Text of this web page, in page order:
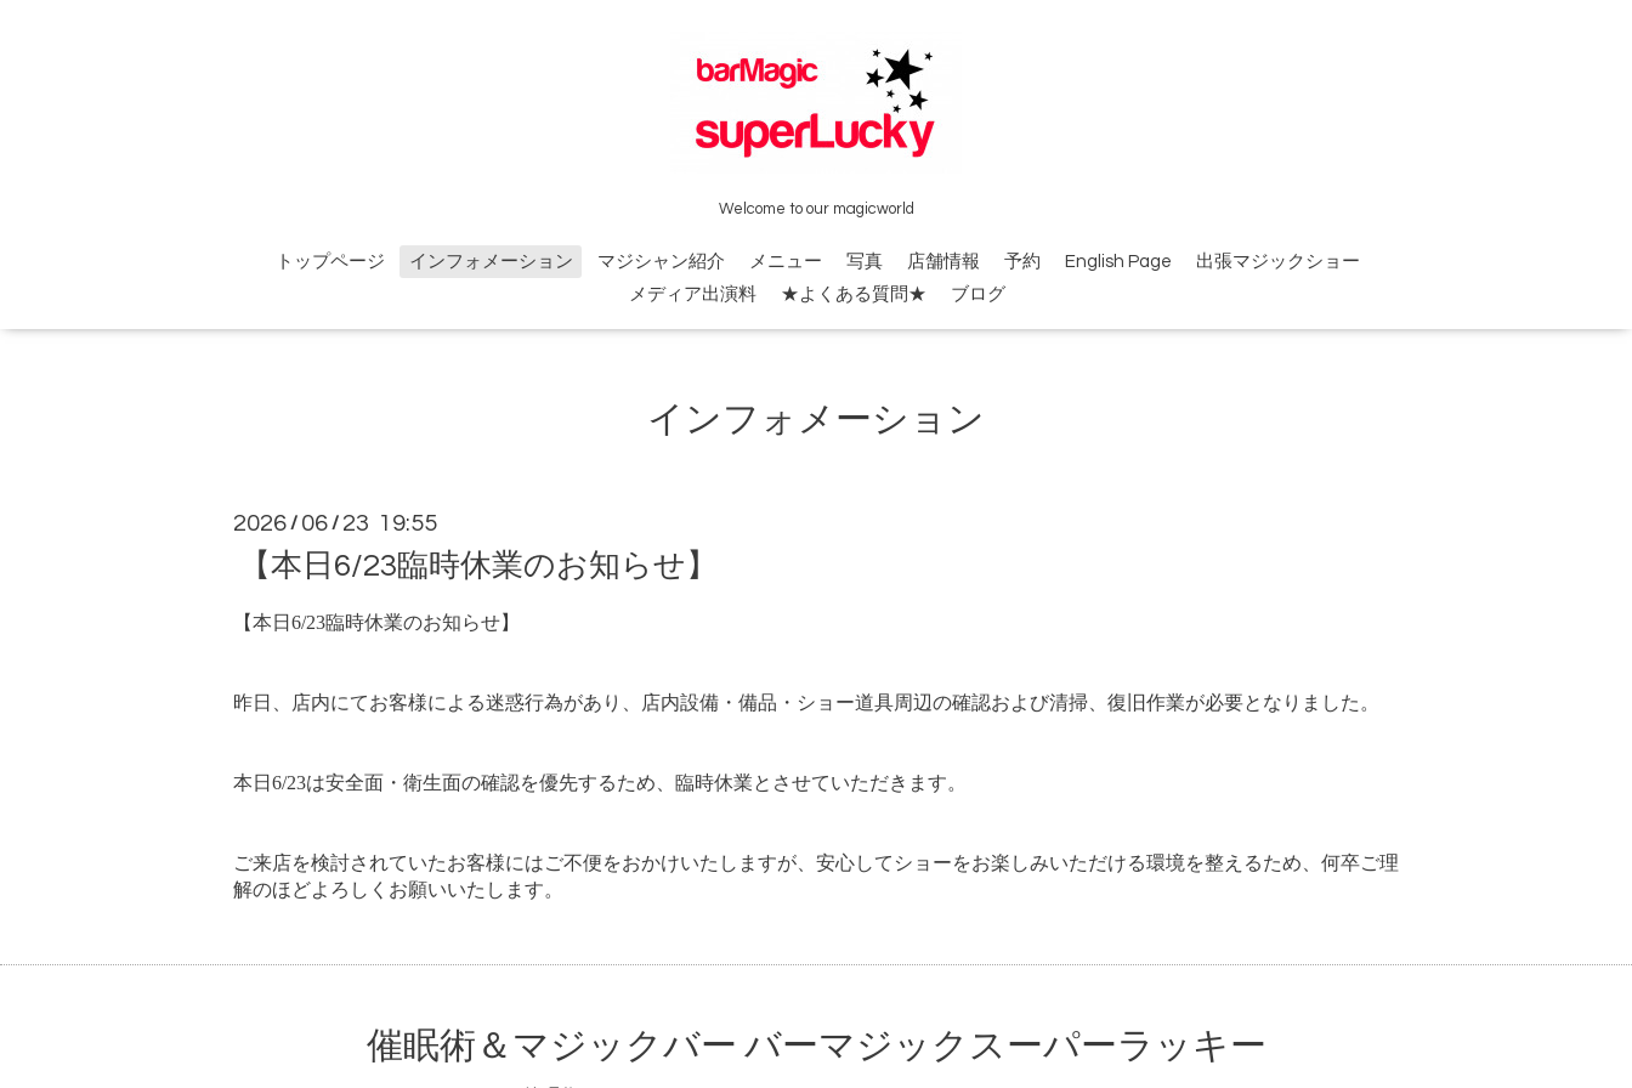
Welcome to our magicworld
トップページ インフォメーション マジシャン紹介 メニュー 写真 店舗情報 予約 English Page
出張マジックショー
メディア出演料
★よくある質問★ ブログ
インフォメーション
2026 / 06 / 23 19:55
【本日6/23臨時休業のお知らせ】
【本日6/23臨時休業のお知らせ】
昨日、店内にてお客様による迷惑行為があり、店内設備・備品・ショー道具周辺の確認および清掃、復旧作業が必要となりました。
本日6/23は安全面・衛生面の確認を優先するため、臨時休業とさせていただきます。
ご来店を検討されていたお客様にはご不便をおかけいたしますが、安心してショーをお楽しみいただける環境を整えるため、何卒ご理
解のほどよろしくお願いいたします。
催眠術＆マジックバー バーマジックスーパーラッキー